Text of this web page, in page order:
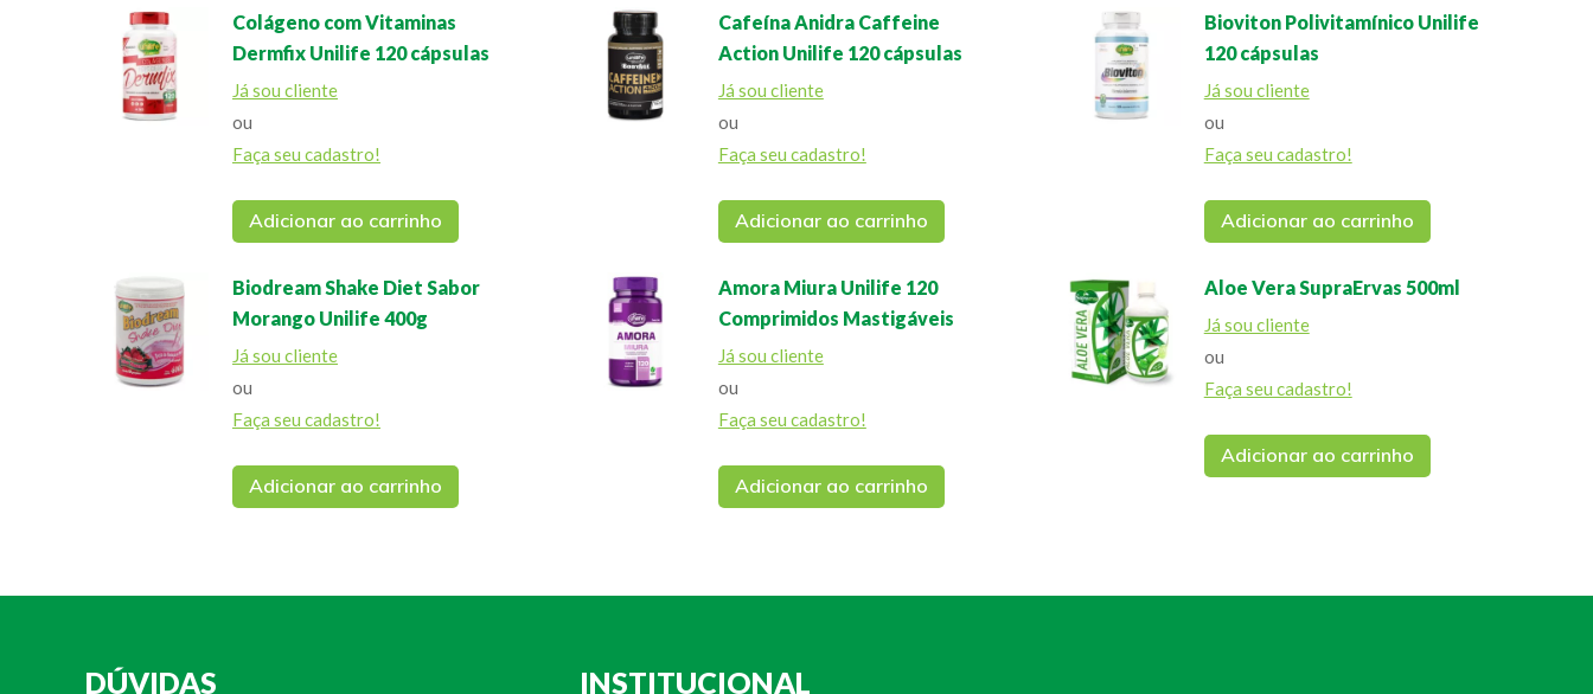
Colágeno com Vitaminas
Dermfix Unilife 120 cápsulas
Já sou cliente
ou
Faça seu cadastro!
Adicionar ao carrinho
Cafeína Anidra Caffeine
Action Unilife 120 cápsulas
Já sou cliente
ou
Faça seu cadastro!
Adicionar ao carrinho
Bioviton Polivitamínico Unilife
120 cápsulas
Já sou cliente
ou
Faça seu cadastro!
Adicionar ao carrinho
Biodream Shake Diet Sabor
Morango Unilife 400g
Já sou cliente
ou
Faça seu cadastro!
Adicionar ao carrinho
Amora Miura Unilife 120
Comprimidos Mastigáveis
Já sou cliente
ou
Faça seu cadastro!
Adicionar ao carrinho
Aloe Vera SupraErvas 500ml
Já sou cliente
ou
Faça seu cadastro!
Adicionar ao carrinho
DÚVIDAS INSTITUCIONAL